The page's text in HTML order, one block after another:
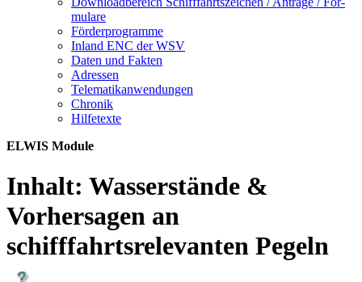
mu­la­re
För­der­pro­gram­me
In­land ENC der WSV
Da­ten und Fak­ten
Adres­sen
Te­le­ma­ti­kan­wen­dun­gen
Chro­nik
Hil­fe­tex­te
ELWIS Module
Inhalt: Wasserstände &
Vorhersagen an
schifffahrtsrelevanten Pegeln